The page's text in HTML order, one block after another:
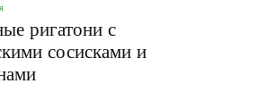
ригатони с
сосисками и